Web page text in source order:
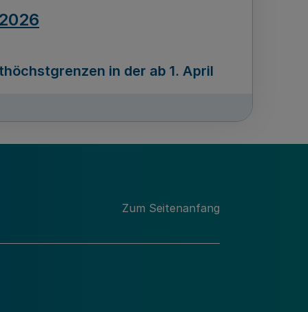
in der ab 1. April
„Mittelstand Innovativ &
Zum Seitenanfang